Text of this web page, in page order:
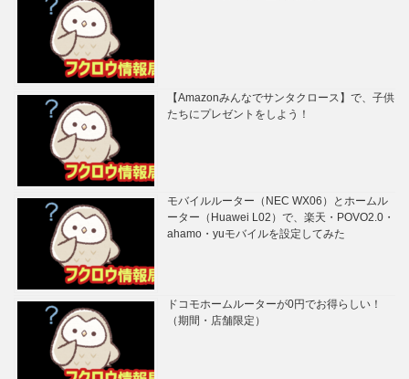
【Amazonみんなでサンタクロース】で、子供
たちにプレゼントをしよう！
モバイルルーター（NEC WX06）とホームル
ーター（Huawei L02）で、楽天・POVO2.0・
ahamo・yuモバイルを設定してみた
ドコモホームルーターが0円でお得らしい！
（期間・店舗限定）